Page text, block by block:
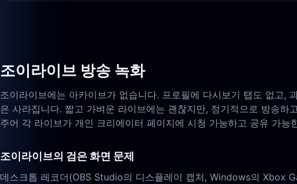
조이라이브 방송 녹화
조이라이브에는 아카이브가 없습니다. 프로필에 다시보기 탭도 없고,
은 사라집니다. 짧고 가벼운 라이브에는 괜찮지만, 정기적으로 방송
주어 각 라이브가 개인 크리에이터 페이지에 시청 가능하고 공유 가능
조이라이브의 검은 화면 문제
데스크톱 레코더(OBS Studio의 디스플레이 캡처, Windows의 Xbox